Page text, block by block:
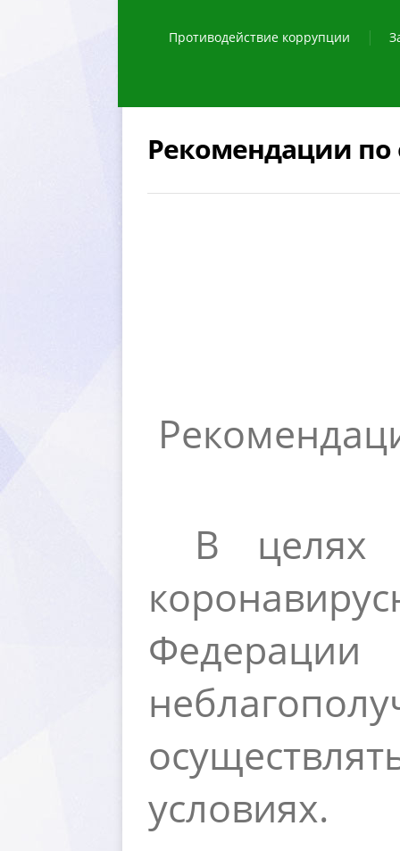
Противодействие коррупции
Рекомендации
целях
условиях.